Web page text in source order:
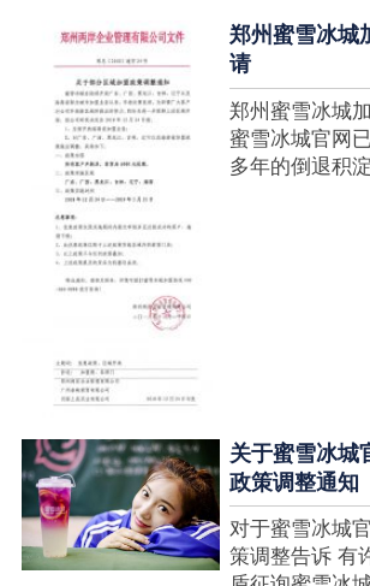
郑州蜜雪冰城
请
郑州蜜雪冰城
蜜雪冰城官网
多年的倒退积
关于蜜雪冰城
政策调整通知
对于蜜雪冰城
策调整告诉 有